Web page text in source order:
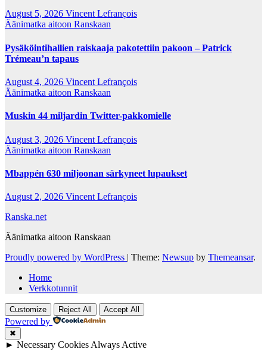
August 5, 2026 Vincent Lefrançois
Äänimatka aitoon Ranskaan
Pysäköintihallien raiskaaja pakotettiin pakoon – Patrick
Trémeau’n tapaus
August 4, 2026 Vincent Lefrançois
Äänimatka aitoon Ranskaan
Muskin 44 miljardin Twitter-pakkomielle
August 3, 2026 Vincent Lefrançois
Äänimatka aitoon Ranskaan
Mbappén 630 miljoonan särkyneet lupaukset
August 2, 2026 Vincent Lefrançois
Ranska.net
Äänimatka aitoon Ranskaan
Proudly powered by WordPress | Theme: Newsup by Themeansar.
Home
Verkkotunnit
Customize Reject All Accept All
Powered by
✖
► Necessary Cookies Always Active